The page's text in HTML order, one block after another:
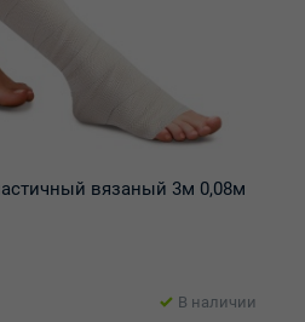
вязаный 3м 0,08м
В наличии